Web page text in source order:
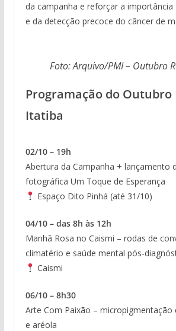
da campanha e reforçar a
e da detecção precoce do câncer de
Foto: Arquivo/PMI – Outubro
Programação do Outubro
Itatiba
02/10 – 19h
Abertura da Campanha + lançamento
fotográfica Um Toque de Esperança
Espaço Dito Pinhá (até 31/10)
04/10 – das 8h às 12h
Manhã Rosa no Caismi – rodas de
climatério e saúde mental pós-
Caismi
06/10 – 8h30
Arte Com Paixão – micropigmentação
e aréola